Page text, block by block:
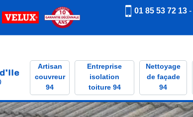
01 85 53 72 13 -
Artisan
couvreur
94
Entreprise
isolation
toiture 94
Nettoyage
de façade
94